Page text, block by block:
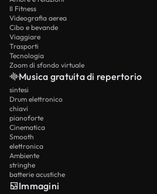
Il Fitness
Videografia aerea
Cibo e bevande
Viaggiare
Trasporti
Tecnologia
Zoom di sfondo virtuale
Musica gratuita di repertorio
sintesi
Drum elettronico
chiavi
pianoforte
Cinematica
Smooth
elettronica
Ambiente
stringhe
batterie acustiche
Immagini